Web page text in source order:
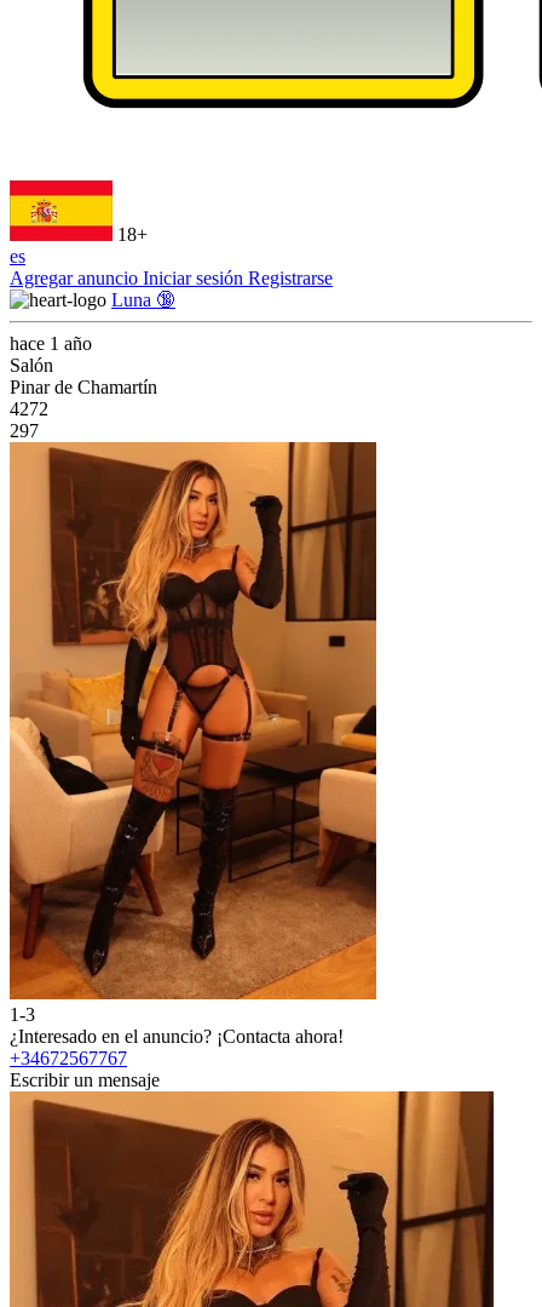
18+
es
Agregar anuncio Iniciar sesión Registrarse
Luna 🔞
hace 1 año
Salón
Pinar de Chamartín
4272
297
1-3
¿Interesado en el anuncio? ¡Contacta ahora!
+34672567767
Escribir un mensaje